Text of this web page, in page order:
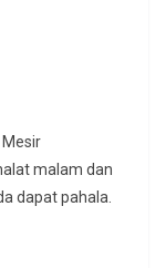
malam dan
dapat pahala.